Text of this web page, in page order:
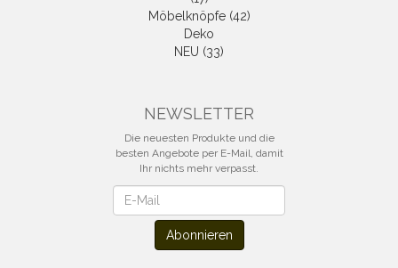
Möbelknöpfe (42)
Deko
NEU (33)
NEWSLETTER
Die neuesten Produkte und die
besten Angebote per E-Mail, damit
Ihr nichts mehr verpasst.
Abonnieren